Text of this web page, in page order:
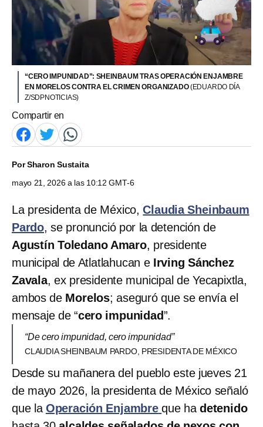
“CERO IMPUNIDAD”: SHEINBAUM TRAS OPERACIÓN ENJAMBRE
EN MORELOS CONTRA EL CRIMEN ORGANIZADO(EDUARDO DÍA
Z/SDPNOTICIAS)
Compartir en
PorSharon Sustaita
mayo 21, 2026 a las 10:12 GMT-6
La presidenta de México,Claudia Sheinbaum
Pardo, se pronunció por la detención de
Agustín Toledano Amaro, presidente
municipal de Atlatlahucan e Irving Sánchez
Zavala, ex presidente municipal de Yecapixtla,
ambos de Morelos; aseguró que se envía el
mensaje de “cero impunidad”.
“De cero impunidad, cero impunidad”
CLAUDIA SHEINBAUM PARDO, PRESIDENTA DE MÉXICO
Desde su mañanera del pueblo este jueves 21
de mayo 2026, la presidenta de México señaló
que la Operación Enjambre que hadetenido